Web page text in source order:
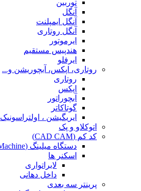
توربین
آنگل
آنگل ایمپلنت
آنگل روتاری
ایرموتور
هندپیس مستقیم
ایرفلو
روتاری، اپکس، آبچوریشن و...
روتاری
اپکس
آبچوراتور
گوتاکاتر
ایریگیشن ، اولتراسونیک
اتوکلاو و پک
کد کم (CAD CAM)
دستگاه میلینگ (Milling Machine)
اسکنر ها
لابراتواری
داخل دهانی
پرینتر سه بعدی